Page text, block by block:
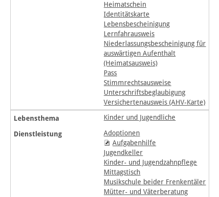
Heimatschein
Identitätskarte
Lebensbescheinigung
Lernfahrausweis
Niederlassungsbescheinigung für
auswärtigen Aufenthalt
(Heimatsausweis)
Pass
Stimmrechtsausweise
Unterschriftsbeglaubigung
Versichertenausweis (AHV-Karte)
Kinder und Jugendliche
Adoptionen
Aufgabenhilfe
Jugendkeller
Kinder- und Jugendzahnpflege
Mittagstisch
Musikschule beider Frenkentäler
Mütter- und Väterberatung